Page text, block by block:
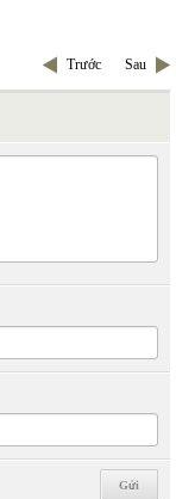
Trước Sau